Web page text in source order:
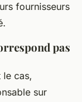
fournisseurs
pas
le cas,
sur